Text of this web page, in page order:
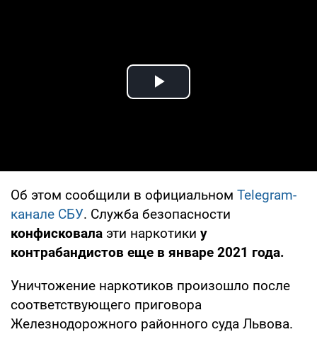
Play Video
Об этом сообщили в официальном Telegram-
канале СБУ. Служба безопасности
конфисковала эти наркотики у
контрабандистов еще в январе 2021 года.
Уничтожение наркотиков произошло после
соответствующего приговора
Железнодорожного районного суда Львова.